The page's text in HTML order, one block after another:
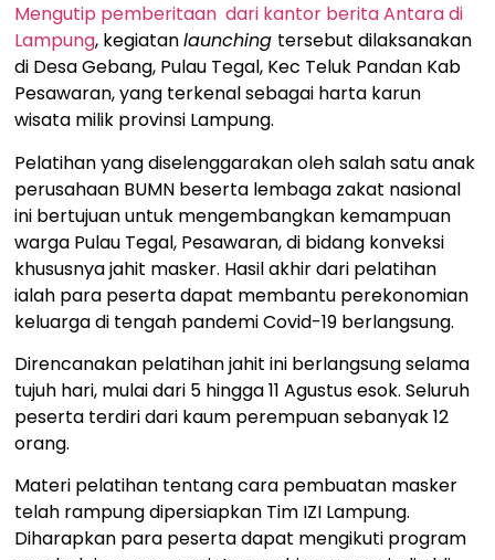
Mengutip pemberitaan dari kantor berita Antara di
Lampung, kegiatanlaunching tersebut dilaksanakan
di Desa Gebang, Pulau Tegal, Kec Teluk Pandan Kab
Pesawaran, yang terkenal sebagai harta karun
wisata milik provinsi Lampung.
Pelatihan yang diselenggarakan oleh salah satu anak
perusahaan BUMN beserta lembaga zakat nasional
ini bertujuan untuk mengembangkan kemampuan
warga Pulau Tegal, Pesawaran, di bidang konveksi
khususnya jahit masker. Hasil akhir dari pelatihan
ialah para peserta dapat membantu perekonomian
keluarga di tengah pandemi Covid-19 berlangsung.
Direncanakan pelatihan jahit ini berlangsung selama
tujuh hari, mulai dari 5 hingga 11 Agustus esok. Seluruh
peserta terdiri dari kaum perempuan sebanyak 12
orang.
Materi pelatihan tentang cara pembuatan masker
telah rampung dipersiapkan Tim IZI Lampung.
Diharapkan para peserta dapat mengikuti program